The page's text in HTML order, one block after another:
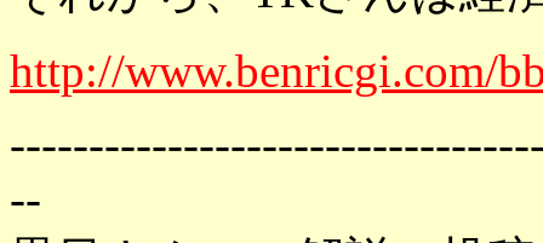
http://www.benricgi.com/
--